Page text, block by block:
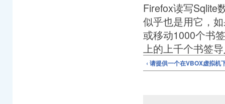
Firefox读写Sqlite
似乎也是用它，
或移动1000个书
上的上千个书签
‹ 请提供一个在VBOX虚拟机